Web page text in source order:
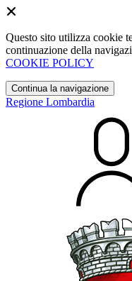
Questo sito utilizza cookie
continuazione della
COOKIE POLICY
Continua la navigazione
Regione Lombardia